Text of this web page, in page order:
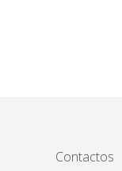
Contactos